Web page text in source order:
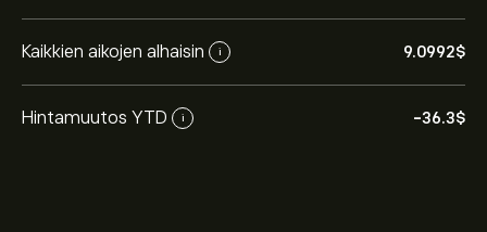
Kaikkien aikojen alhaisin i 9.0992‎$‎
Hintamuutos YTD i -36.3‎$‎